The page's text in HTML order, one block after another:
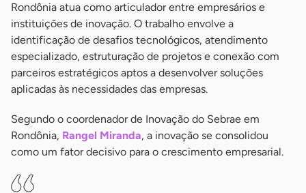
Rondônia atua como articulador entre empresários e
instituições de inovação. O trabalho envolve a
identificação de desafios tecnológicos, atendimento
especializado, estruturação de projetos e conexão com
parceiros estratégicos aptos a desenvolver soluções
aplicadas às necessidades das empresas.
Segundo o coordenador de Inovação do Sebrae em
Rondônia, Rangel Miranda, a inovação se consolidou
como um fator decisivo para o crescimento empresarial.